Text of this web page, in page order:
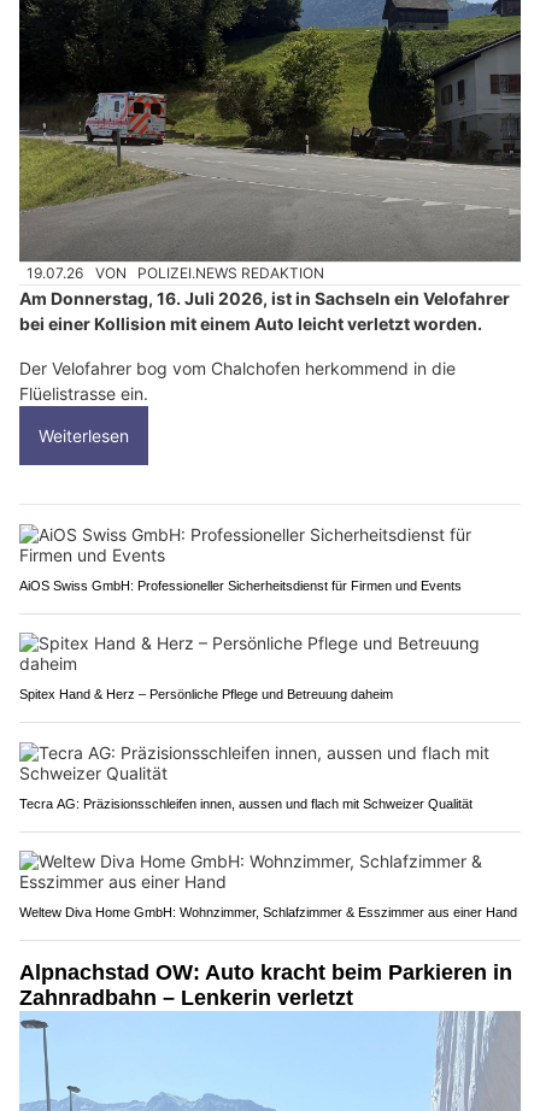
19.07.26 VON POLIZEI.NEWS REDAKTION
Am Donnerstag, 16. Juli 2026, ist in Sachseln ein Velofahrer
bei einer Kollision mit einem Auto leicht verletzt worden.
Der Velofahrer bog vom Chalchofen herkommend in die
Flüelistrasse ein.
Weiterlesen
AiOS Swiss GmbH: Professioneller Sicherheitsdienst für Firmen und Events
Spitex Hand & Herz – Persönliche Pflege und Betreuung daheim
Tecra AG: Präzisionsschleifen innen, aussen und flach mit Schweizer Qualität
Weltew Diva Home GmbH: Wohnzimmer, Schlafzimmer & Esszimmer aus einer Hand
Alpnachstad OW: Auto kracht beim Parkieren in
Zahnradbahn – Lenkerin verletzt